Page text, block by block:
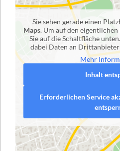
Sie sehen gerade einen
Maps. Um auf den
Sie auf die Schaltfläche
dabei Daten an
Mehr
Inhalt
Erforderlichen Service